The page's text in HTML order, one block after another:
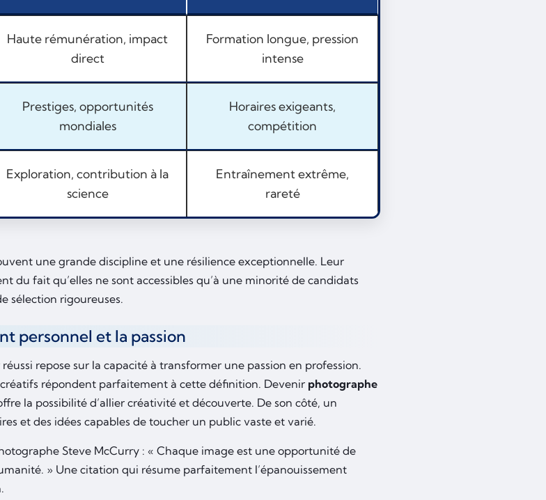
Haute rémunération, impact
direct
Formation longue, pression
intense
Prestiges, opportunités
mondiales
Horaires exigeants,
compétition
Exploration, contribution à la
science
Entraînement extrême,
rareté
une grande discipline et une résilience exceptionnelle. Leur
du fait qu’elles ne sont accessibles qu’à une minorité de candidats
sélection rigoureuses.
personnel et la passion
repose sur la capacité à transformer une passion en profession.
répondent parfaitement à cette définition. Devenir photographe
la possibilité d’allier créativité et découverte. De son côté, un
et des idées capables de toucher un public vaste et varié.
Steve McCurry : « Chaque image est une opportunité de
» Une citation qui résume parfaitement l’épanouissement